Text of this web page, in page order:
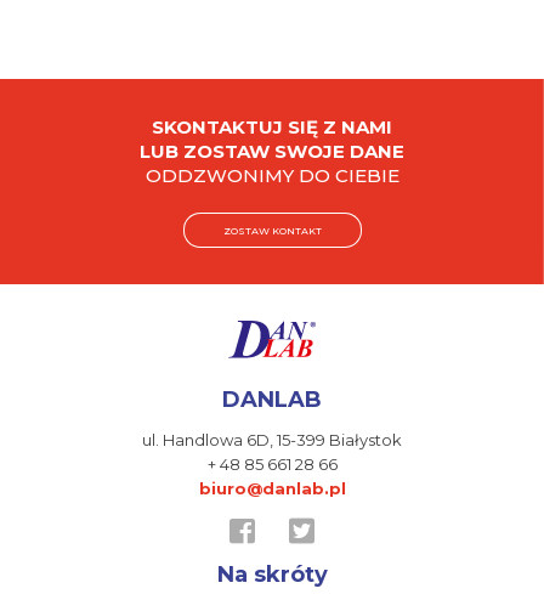
SKONTAKTUJ SIĘ Z NAMI
LUB ZOSTAW SWOJE DANE
ODDZWONIMY DO CIEBIE
ZOSTAW KONTAKT
DANLAB
ul. Handlowa 6D,15-399 Białystok
+ 48 85 661 28 66
biuro@danlab.pl
Na skróty